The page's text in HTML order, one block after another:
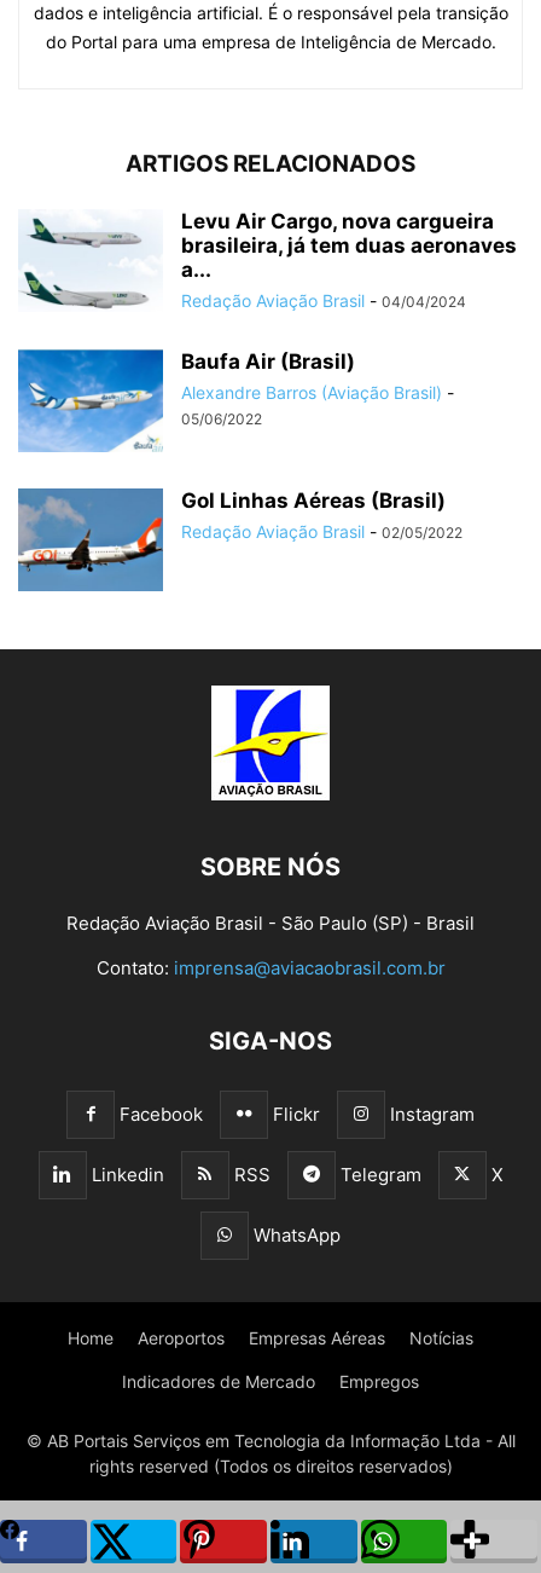
dados e inteligência artificial. É o responsável pela transição
do Portal para uma empresa de Inteligência de Mercado.
ARTIGOS RELACIONADOS
Levu Air Cargo, nova cargueira
brasileira, já tem duas aeronaves
a...
Redação Aviação Brasil - 04/04/2024
Baufa Air (Brasil)
Alexandre Barros (Aviação Brasil) -
05/06/2022
Gol Linhas Aéreas (Brasil)
Redação Aviação Brasil - 02/05/2022
SOBRE NÓS
Redação Aviação Brasil - São Paulo (SP) - Brasil
Contato: imprensa@aviacaobrasil.com.br
SIGA-NOS
Facebook Flickr Instagram
Linkedin RSS Telegram X
WhatsApp
Home Aeroportos Empresas Aéreas Notícias
Indicadores de Mercado Empregos
© AB Portais Serviços em Tecnologia da Informação Ltda - All
rights reserved (Todos os direitos reservados)